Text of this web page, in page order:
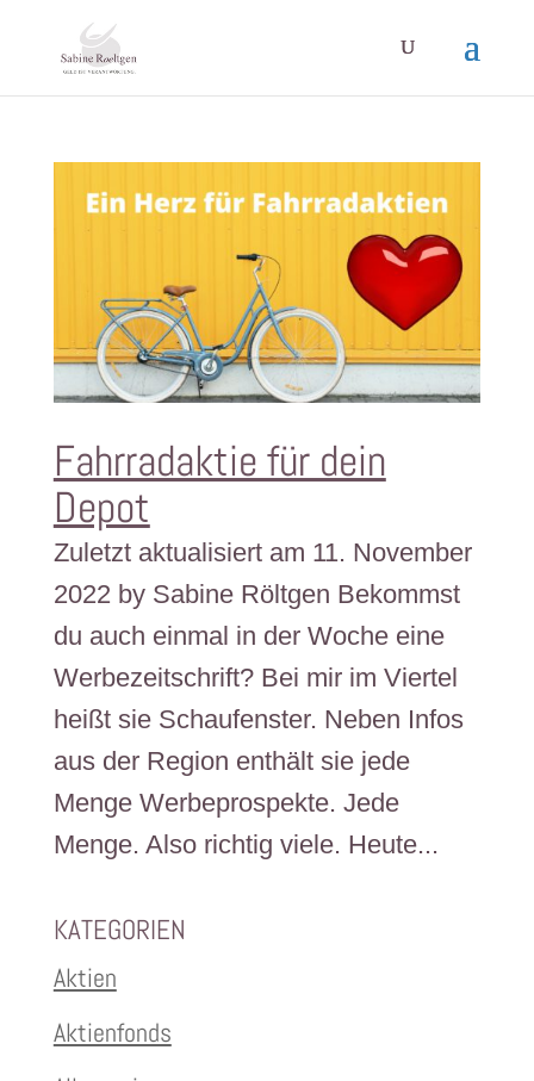
Fahrradaktie für dein
Depot
Zuletzt aktualisiert am 11. November
2022 by Sabine Röltgen Bekommst
du auch einmal in der Woche eine
Werbezeitschrift? Bei mir im Viertel
heißt sie Schaufenster. Neben Infos
aus der Region enthält sie jede
Menge Werbeprospekte. Jede
Menge. Also richtig viele. Heute...
KATEGORIEN
Aktien
Aktienfonds